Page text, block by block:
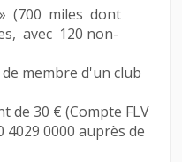
(700 miles dont
avec 120 non-
membre d'un club
de 30 € (Compte FLV
4029 0000 auprès de